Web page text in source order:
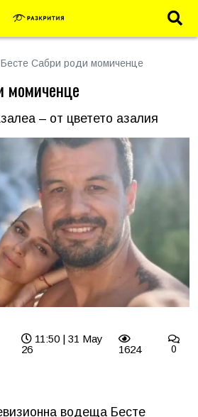
Бесте Сабри роди момиченце
момиченце
– от цветето азалия
11:50 | 31 May
26
1624 0
водеща Бесте